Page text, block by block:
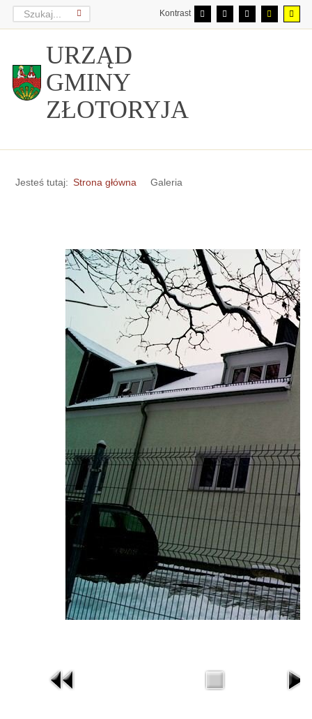
Kontrast
URZĄD
GMINY
ZŁOTORYJA
Jesteś tutaj: Strona główna Galeria